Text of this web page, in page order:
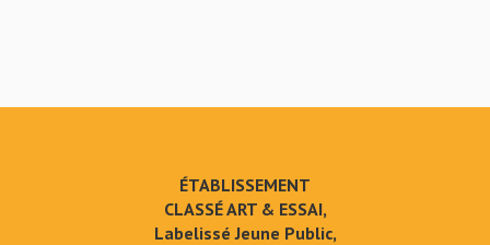
ÉTABLISSEMENT
CLASSÉ ART & ESSAI,
Labelissé Jeune Public,